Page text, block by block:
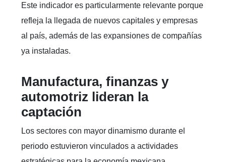
Este indicador es particularmente relevante porque
refleja la llegada de nuevos capitales y empresas
al país, además de las expansiones de compañías
ya instaladas.
Manufactura, finanzas y
automotriz lideran la
captación
Los sectores con mayor dinamismo durante el
periodo estuvieron vinculados a actividades